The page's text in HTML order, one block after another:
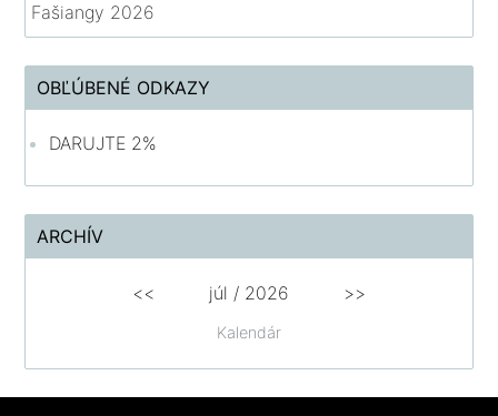
Fašiangy 2026
OBĽÚBENÉ ODKAZY
DARUJTE 2%
ARCHÍV
Kalendár
<< júl / 2026 >>